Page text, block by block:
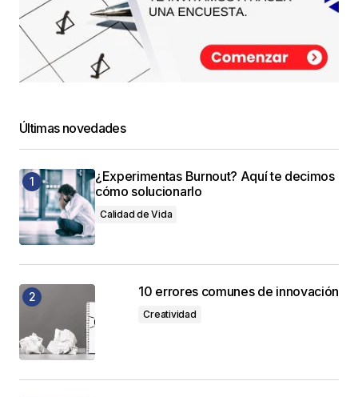
Últimas novedades
¿Experimentas Burnout? Aquí te decimos
cómo solucionarlo
Calidad de Vida
10 errores comunes de innovación
Creatividad